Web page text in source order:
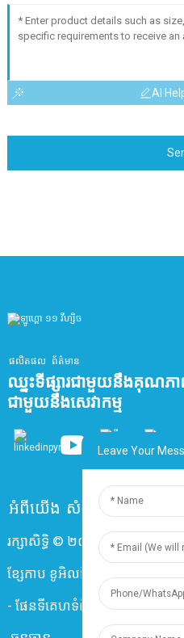
AI
ផលិតផល ព័ត៌មាន
ឈ្នះទីផ្សារជាមួយនឹងគុណ
ជាមួយនឹងសេវាកម្ម
អំពីយើង សំណួរដែលសួរញឹក
រក្សាសិទ្ធិ © ២០២៤ ក្រុមហ៊ុន សៀ
ខ្សែកាប ខូអិលធីឌី។ រក្សាសិទ្ធិគ្រប់
- ផែនទីគេហទំព័រ - Resource
Leave Your